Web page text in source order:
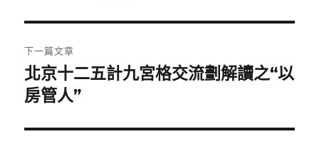
下一篇文章
下
一
文
北京十二五計九宮格交流劃解讀之“以
房管人”